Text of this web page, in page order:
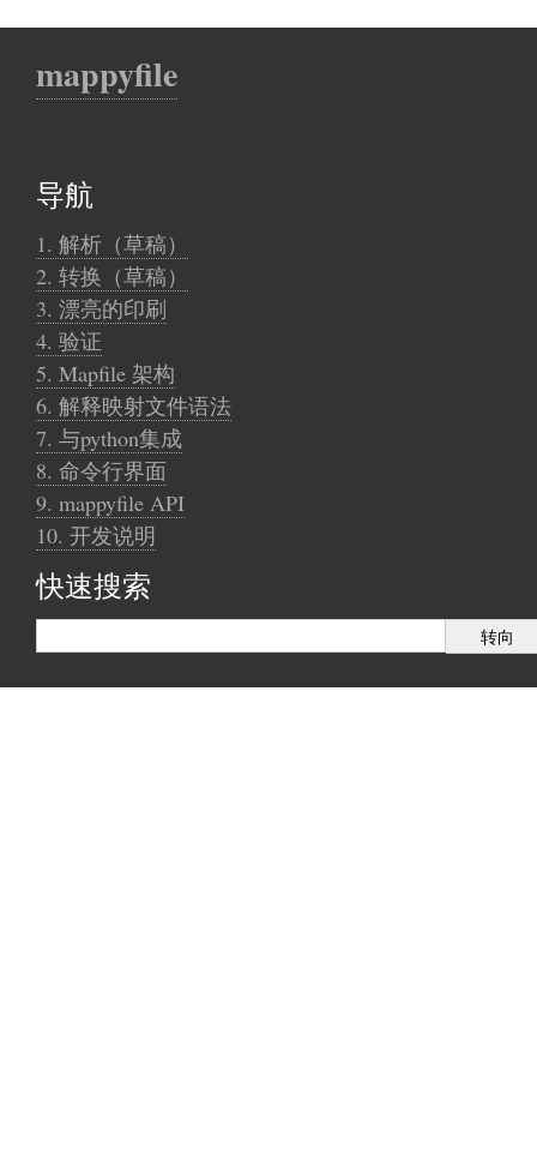
mappyfile
导航
1. 解析（草稿）
2. 转换（草稿）
3. 漂亮的印刷
4. 验证
5. Mapfile 架构
6. 解释映射文件语法
7. 与python集成
8. 命令行界面
9. mappyfile API
10. 开发说明
快速搜索